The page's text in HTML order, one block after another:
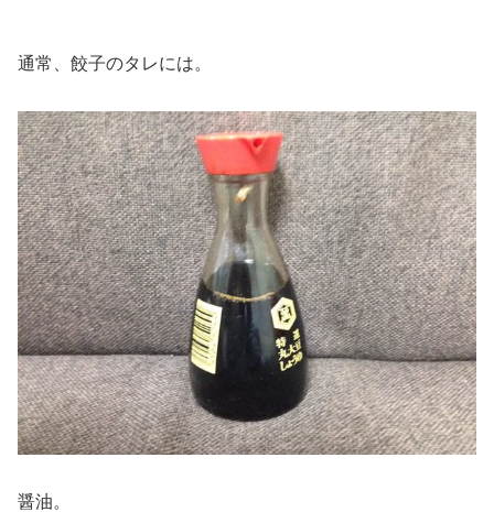
通常、餃子のタレには。
醤油。